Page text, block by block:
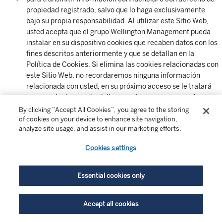
propiedad registrado, salvo que lo haga exclusivamente
bajo su propia responsabilidad. Al utilizar este Sitio Web,
usted acepta que el grupo Wellington Management pueda
instalar en su dispositivo cookies que recaben datos con los
fines descritos anteriormente y que se detallan en la
Política de Cookies. Si elimina las cookies relacionadas con
este Sitio Web, no recordaremos ninguna información
relacionada con usted, en su próximo acceso se le tratará
como a alguien que lo visita por primera vez y no podremos
adaptar su experiencia en el Sitio Web.
Sitios web enlazados
: Los enlaces a sitios web administrados
por terceros se facilitan únicamente a título informativo y no
recomendación con respecto a dichos sitios web o a la
documentación que contienen. Wellington Management no
documentación que contienen. Sin embargo, si Wellington
By clicking “Accept All Cookies”, you agree to the storing
of cookies on your device to enhance site navigation,
analyze site usage, and assist in our marketing efforts.
Cookies settings
Essential cookies only
Accept all cookies